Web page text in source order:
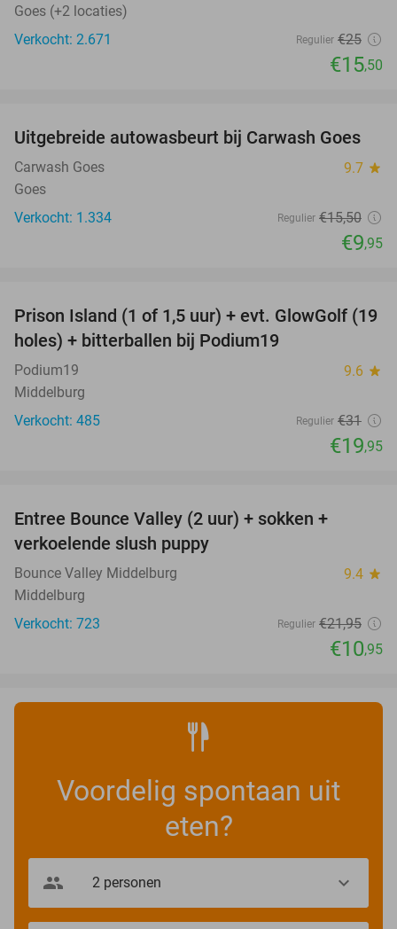
Goes (+2 locaties)
Verkocht: 2.671
Regulier €25
€15,50
36%
Uitgebreide autowasbeurt bij Carwash Goes
Carwash Goes 9.7 star
Goes
Verkocht: 1.334
Regulier €15,50
€9,95
36%
Prison Island (1 of 1,5 uur) + evt. GlowGolf (19
holes) + bitterballen bij Podium19
Podium19 9.6 star
Middelburg
Verkocht: 485
Regulier €31
€19,95
Entree Bounce Valley (2 uur) + sokken +
verkoelende slush puppy
Bounce Valley Middelburg 9.4 star
Middelburg
Verkocht: 723
Regulier €21,95
€10,95
Voordelig spontaan uit
eten?